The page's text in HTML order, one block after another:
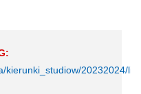
kierunki_studiow/20232024/